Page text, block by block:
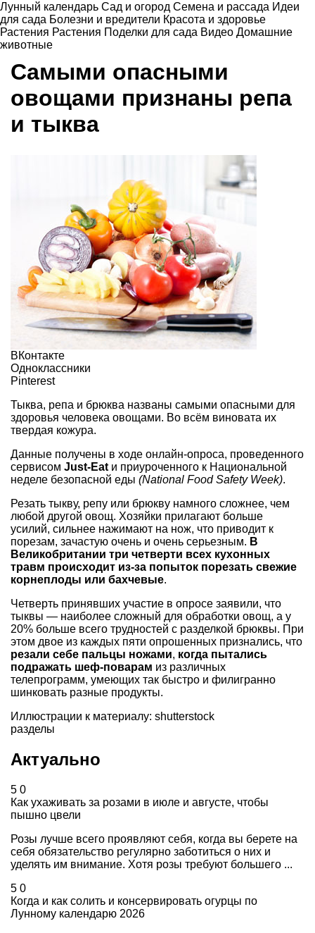
Лунный календарь Сад и огород Семена и рассада Идеи
для сада Болезни и вредители Красота и здоровье
Растения Растения Поделки для сада Видео Домашние
животные
Самыми опасными
овощами признаны репа
и тыква
ВКонтакте
Одноклассники
Pinterest
Тыква, репа и брюква названы самыми опасными для
здоровья человека овощами. Во всём виновата их
твердая кожура.
Данные получены в ходе онлайн-опроса, проведенного
сервисом Just-Eat и приуроченного к Национальной
неделе безопасной еды (National Food Safety Week).
Резать тыкву, репу или брюкву намного сложнее, чем
любой другой овощ. Хозяйки прилагают больше
усилий, сильнее нажимают на нож, что приводит к
порезам, зачастую очень и очень серьезным. В
Великобритании три четверти всех кухонных
травм происходит из-за попыток порезать свежие
корнеплоды или бахчевые.
Четверть принявших участие в опросе заявили, что
тыквы — наиболее сложный для обработки овощ, а у
20% больше всего трудностей с разделкой брюквы. При
этом двое из каждых пяти опрошенных признались, что
резали себе пальцы ножами, когда пытались
подражать шеф-поварам из различных
телепрограмм, умеющих так быстро и филигранно
шинковать разные продукты.
Иллюстрации к материалу: shutterstock
разделы
Актуально
5 0
Как ухаживать за розами в июле и августе, чтобы
пышно цвели
Розы лучше всего проявляют себя, когда вы берете на
себя обязательство регулярно заботиться о них и
уделять им внимание. Хотя розы требуют большего ...
5 0
Когда и как солить и консервировать огурцы по
Лунному календарю 2026